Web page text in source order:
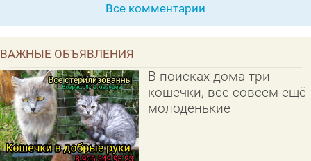
Все комментарии
ВАЖНЫЕ ОБЪЯВЛЕНИЯ
В поисках дома три
кошечки, все совсем ещё
молоденькие